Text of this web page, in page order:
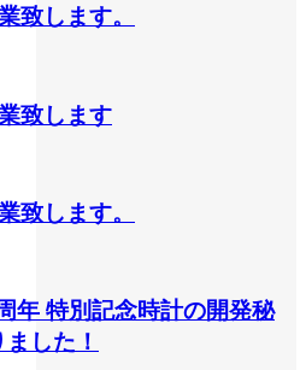
致します。
致します
致します。
年 特別記念時計の開発秘
した！